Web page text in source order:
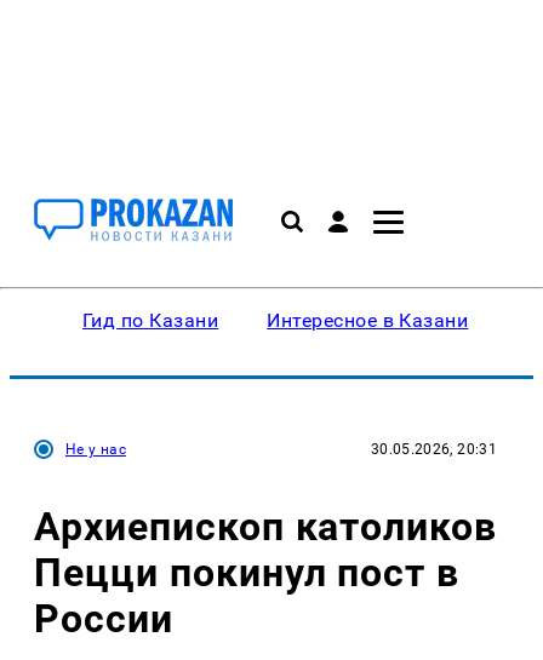
Гид по Казани Интересное в Казани
Не у нас 30.05.2026, 20:31
Архиепископ католиков
Пецци покинул пост в
России